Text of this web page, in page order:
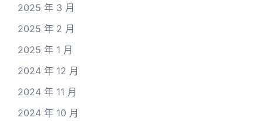
2025 年 3 月
2025 年 2 月
2025 年 1 月
2024 年 12 月
2024 年 11 月
2024 年 10 月